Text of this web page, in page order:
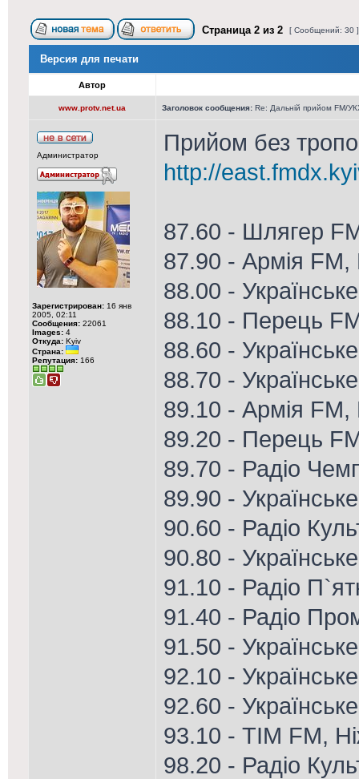
Страница 2 из 2 [ Сообщений: 30
Версия для печати
Автор
www.protv.net.ua Заголовок сообщения: Re: Дальній прийом FM/
Администратор
Зарегистрирован: 16 янв
2005, 02:11
Сообщения: 22061
Images: 4
Откуда: Kyiv
Страна:
Репутация: 166
Прийом без
http://
87.60 - Шлягер
87.90 - Армія FM,
88.00 -
88.10 - Перець
88.60 -
88.70 -
89.10 - Армія FM,
89.20 - Перець
89.70 - Радіо
89.90 -
90.60 - Радіо
90.80 -
91.10 - Радіо
91.40 - Радіо
91.50 -
92.10 -
92.60 -
93.10 - ТІМ FM,
98.20 - Радіо